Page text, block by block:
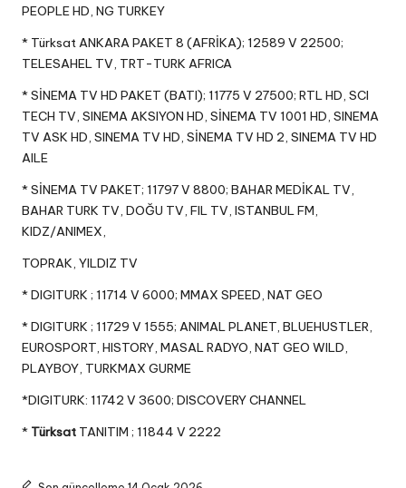
PEOPLE HD, NG TURKEY
* Türksat ANKARA PAKET 8 (AFRİKA); 12589 V 22500;
TELESAHEL TV, TRT-TURK AFRICA
* SİNEMA TV HD PAKET (BATI); 11775 V 27500; RTL HD, SCI
TECH TV, SINEMA AKSIYON HD, SİNEMA TV 1001 HD, SINEMA
TV ASK HD, SINEMA TV HD, SİNEMA TV HD 2, SINEMA TV HD
AILE
* SİNEMA TV PAKET; 11797 V 8800; BAHAR MEDİKAL TV,
BAHAR TURK TV, DOĞU TV, FIL TV, ISTANBUL FM,
KIDZ/ANIMEX,
TOPRAK, YILDIZ TV
* DIGITURK ; 11714 V 6000; MMAX SPEED, NAT GEO
* DIGITURK ; 11729 V 1555; ANIMAL PLANET, BLUEHUSTLER,
EUROSPORT, HISTORY, MASAL RADYO, NAT GEO WILD,
PLAYBOY, TURKMAX GURME
*DIGITURK: 11742 V 3600; DISCOVERY CHANNEL
* Türksat TANITIM ; 11844 V 2222